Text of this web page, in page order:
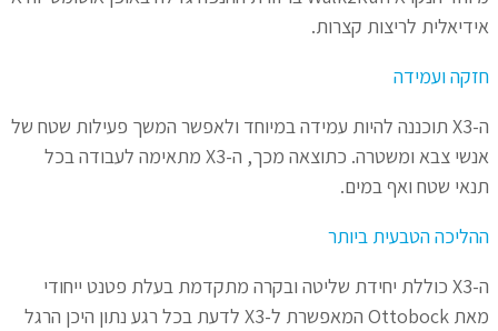
אידיאלית לריצות קצרות.
חזקה ועמידה
ה-X3 תוכננה להיות עמידה במיוחד ולאפשר המשך פעילות שטח של
אנשי צבא ומשטרה. כתוצאה מכך, ה-X3 מתאימה לעבודה בכל
תנאי שטח ואף במים.
ההליכה הטבעית ביותר
ה-X3 כוללת יחידת שליטה ובקרה מתקדמת בעלת פטנט ייחודי
מאת Ottobock המאפשרת ל-X3 לדעת בכל רגע נתון היכן הרגל